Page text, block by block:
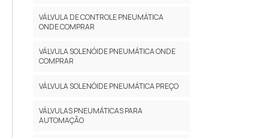
VÁLVULA DE CONTROLE PNEUMÁTICA
ONDE COMPRAR
VÁLVULA SOLENÓIDE PNEUMÁTICA ONDE
COMPRAR
VÁLVULA SOLENÓIDE PNEUMÁTICA PREÇO
VÁLVULAS PNEUMÁTICAS PARA
AUTOMAÇÃO